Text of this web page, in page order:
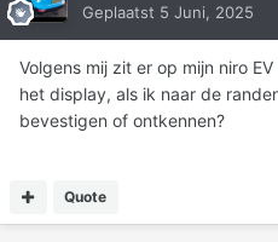
Geplaatst 5 Juni, 2025
Volgens mij zit er op mijn niro
het display, als ik naar de
bevestigen of ontkennen?
Quote